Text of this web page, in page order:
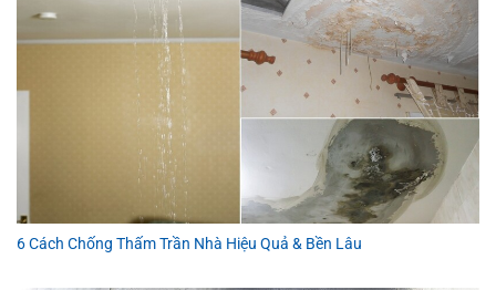
6 Cách Chống Thấm Trần Nhà Hiệu Quả & Bền Lâu